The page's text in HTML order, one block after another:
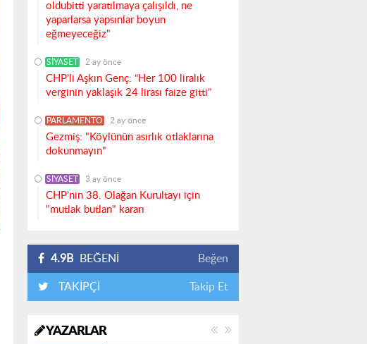
oldubitti yaratılmaya çalışıldı, ne
yaparlarsa yapsınlar boyun
eğmeyeceğiz"
SİYASET 2 ay önce
CHP’li Aşkın Genç: “Her 100 liralık
verginin yaklaşık 24 lirası faize gitti”
PARLAMENTO 2 ay önce
Gezmiş: "Köylünün asırlık otlaklarına
dokunmayın"
SİYASET 3 ay önce
CHP’nin 38. Olağan Kurultayı için
"mutlak butlan" kararı
4.9B BEĞENİ Beğen
TAKİPÇİ Takip Et
YAZARLAR